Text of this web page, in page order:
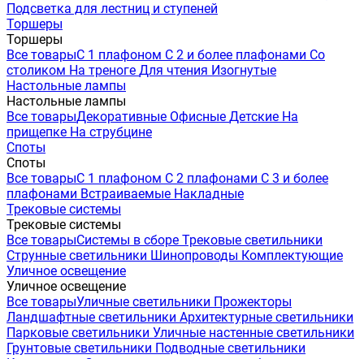
Подсветка для лестниц и ступеней
Торшеры
Торшеры
Все товарыС 1 плафоном С 2 и более плафонами Со
столиком На треноге Для чтения Изогнутые
Настольные лампы
Настольные лампы
Все товарыДекоративные Офисные Детские На
прищепке На струбцине
Споты
Споты
Все товарыС 1 плафоном С 2 плафонами С 3 и более
плафонами Встраиваемые Накладные
Трековые системы
Трековые системы
Все товарыСистемы в сборе Трековые светильники
Струнные светильники Шинопроводы Комплектующие
Уличное освещение
Уличное освещение
Все товарыУличные светильники Прожекторы
Ландшафтные светильники Архитектурные светильники
Парковые светильники Уличные настенные светильники
Грунтовые светильники Подводные светильники